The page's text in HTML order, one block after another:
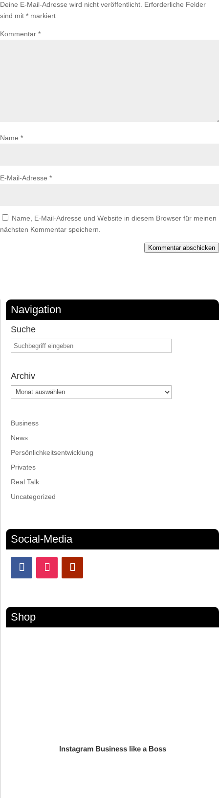
Deine E-Mail-Adresse wird nicht veröffentlicht. Erforderliche Felder
sind mit * markiert
Kommentar *
Name *
E-Mail-Adresse *
Name, E-Mail-Adresse und Website in diesem Browser für meinen
nächsten Kommentar speichern.
Kommentar abschicken
Navigation
Suche
Archiv
Archiv
Business
News
Persönlichkeitsentwicklung
Privates
Real Talk
Uncategorized
Social-Media
Shop
Instagram Business like a Boss